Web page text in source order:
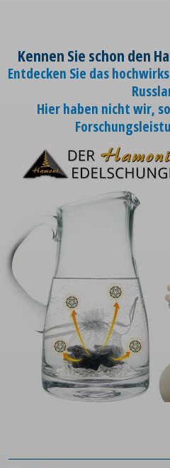
Kennen Sie schon den
Entdecken Sie das
Hier haben nicht wir,